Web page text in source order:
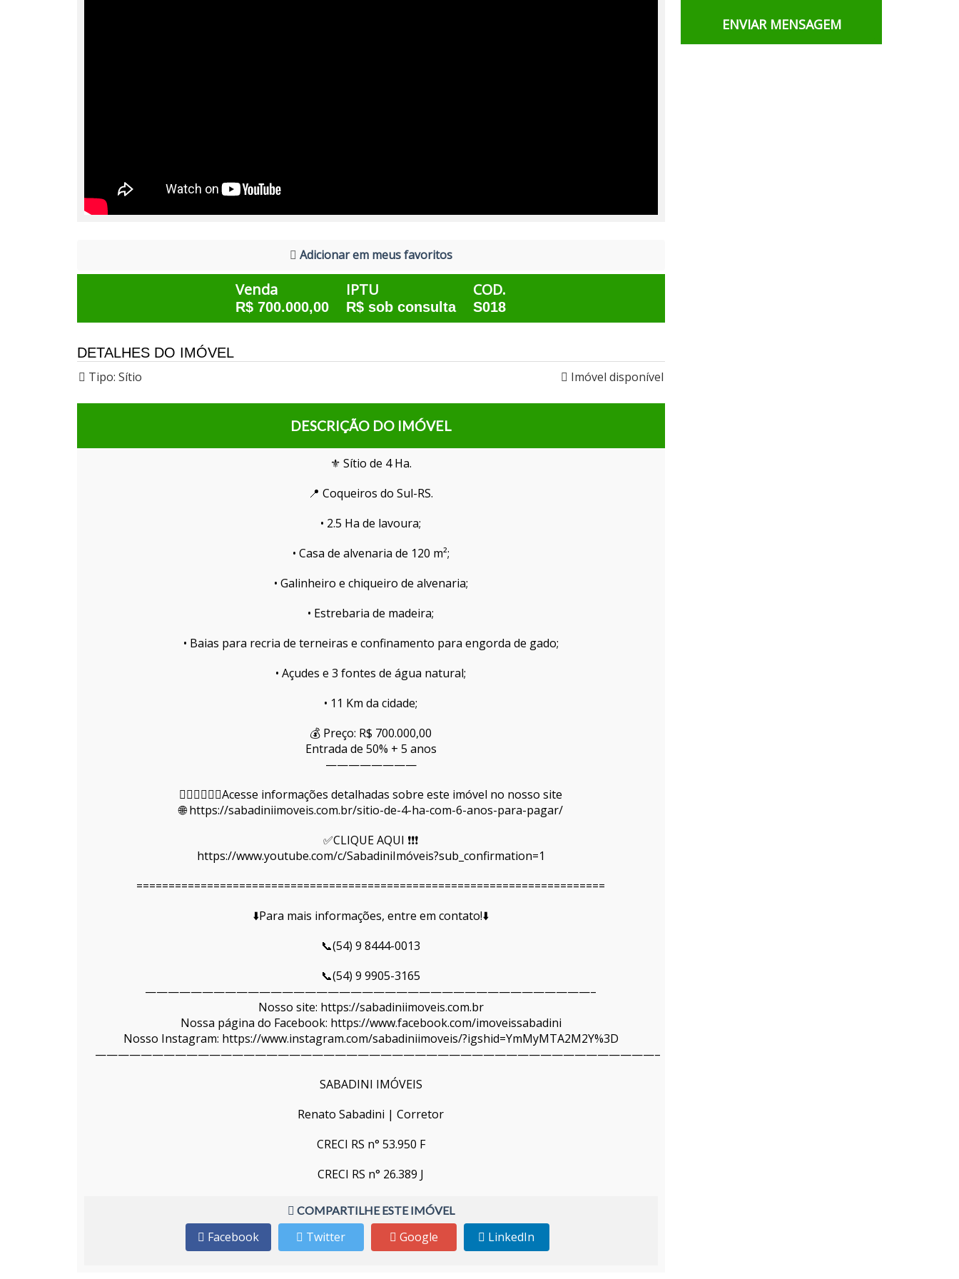
Adicionar em meus favoritos
Venda
R$ 700.000,00
IPTU
R$ sob consulta
COD.
S018
DETALHES DO IMÓVEL
Tipo: Sítio Imóvel disponível
DESCRIÇÃO DO IMÓVEL
⚜️ Sítio de 4 Ha.
📍 Coqueiros do Sul-RS.
• 2.5 Ha de lavoura;
• Casa de alvenaria de 120 m²;
• Galinheiro e chiqueiro de alvenaria;
• Estrebaria de madeira;
• Baias para recria de terneiras e confinamento para engorda de gado;
• Açudes e 3 fontes de água natural;
• 11 Km da cidade;
💰 Preço: R$ 700.000,00
Entrada de 50% + 5 anos
————————
👇🏻👇🏻👇🏻Acesse informações detalhadas sobre este imóvel no nosso site
🌐 https://sabadiniimoveis.com.br/sitio-de-4-ha-com-6-anos-para-pagar/
✅CLIQUE AQUI ❗❗❗
https://www.youtube.com/c/SabadiniImóveis?sub_confirmation=1
=========================================================================
⬇️Para mais informações, entre em contato!⬇️
📞(54) 9 8444-0013
📞(54) 9 9905-3165
———————————————————————————————————————–
Nosso site: https://sabadiniimoveis.com.br
Nossa página do Facebook: https://www.facebook.com/imoveissabadini
Nosso Instagram: https://www.instagram.com/sabadiniimoveis/?igshid=YmMyMTA2M2Y%3D
—————————————————————————————————————————————————–
SABADINI IMÓVEIS
Renato Sabadini | Corretor
CRECI RS n° 53.950 F
CRECI RS n° 26.389 J
COMPARTILHE ESTE IMÓVEL
Facebook Twitter Google LinkedIn